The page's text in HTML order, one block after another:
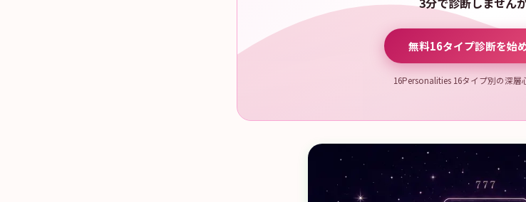
無料16タイプ診断を始
16Personalities 16タイプ別の深層